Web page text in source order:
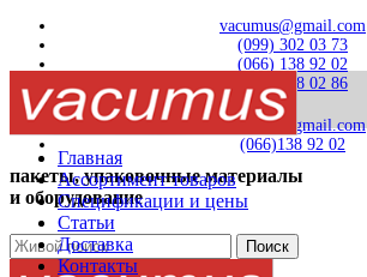
vacumus@gmail.com
(099) 302 03 73
(066) 138 92 02
(0332) 78 02 86
vacumus@gmail.com
(066)138 92 02
пакеты, упаковочные материалы
и оборудование
Поиск
Главная
Ассортимент товаров
Спецификации и цены
Статьи
Доставка
Контакты